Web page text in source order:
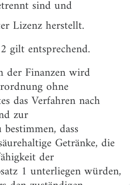
in andere oder über
sind und
Lizenz herstellt.
gilt entsprechend.
der Finanzen wird
ohne
das Verfahren nach
zur
dass
Getränke, die
der
1 unterliegen würden,